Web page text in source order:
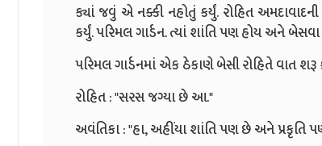
ક્યાં જવું એ નક્કી નહોતું કર્યું. રોહિત
કર્યું. પરિમલ ગાર્ડન. ત્યાં શાંતિ પણ હોય અને
પરિમલ ગાર્ડનમાં એક ઠેકાણે બેસી રોહિતે વાત શરૂ
રોહિત : "સરસ જગ્યા છે આ."
અવંતિકા : "હા, અહીંયા શાંતિ પણ છે અને